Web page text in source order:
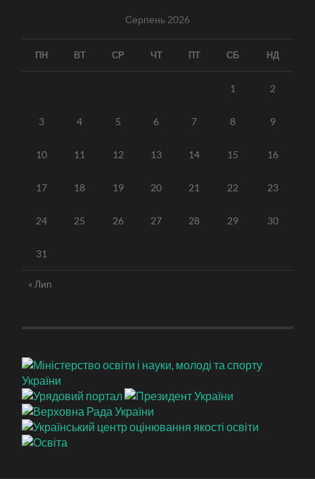
Серпень 2026
ПН ВТ СР ЧТ ПТ СБ НД
1 2
3 4 5 6 7 8 9
10 11 12 13 14 15 16
17 18 19 20 21 22 23
24 25 26 27 28 29 30
31
« Лип